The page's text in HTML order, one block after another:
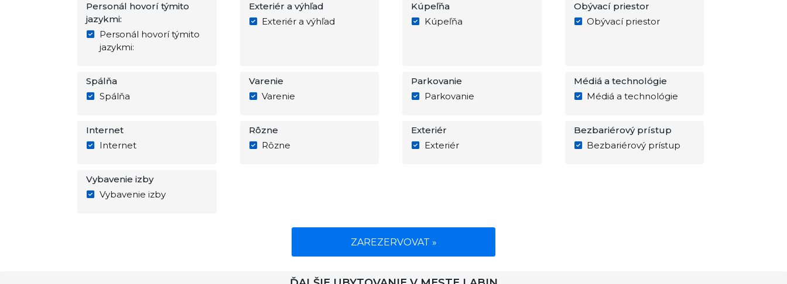
Personál hovorí týmito
jazykmi:
Personál hovorí týmito
jazykmi:
Exteriér a výhľad
Exteriér a výhľad
Kúpeľňa
Kúpeľňa
Obývací priestor
Obývací priestor
Spálňa
Spálňa
Varenie
Varenie
Parkovanie
Parkovanie
Médiá a technológie
Médiá a technológie
Internet
Internet
Rôzne
Rôzne
Exteriér
Exteriér
Bezbariérový prístup
Bezbariérový prístup
Vybavenie izby
Vybavenie izby
ZAREZERVOVAT »